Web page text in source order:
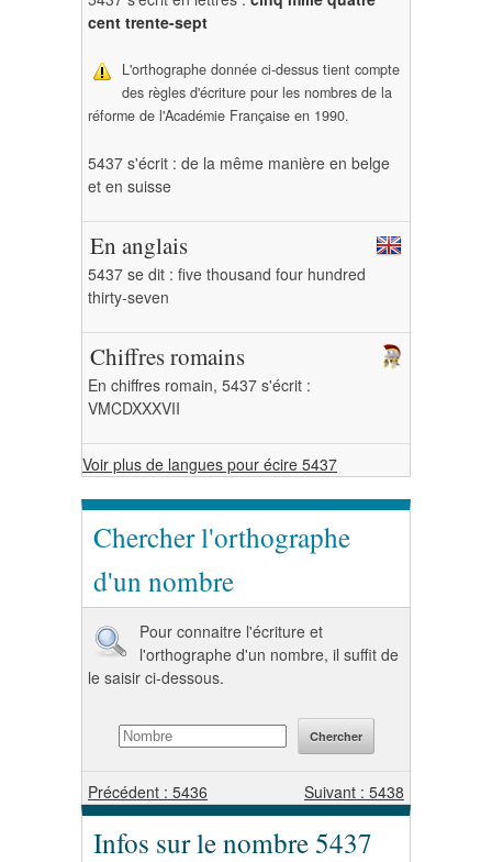
cent trente-sept
L'orthographe donnée ci-dessus tient compte
des règles d'écriture pour les nombres de la
réforme de l'Académie Française en 1990.
5437 s'écrit : de la même manière en belge
et en suisse
En anglais
5437 se dit : five thousand four hundred
thirty-seven
Chiffres romains
En chiffres romain, 5437 s'écrit :
VMCDXXXVII
Voir plus de langues pour écire 5437
Chercher l'orthographe
d'un nombre
Pour connaitre l'écriture et
l'orthographe d'un nombre, il suffit de
le saisir ci-dessous.
Précédent : 5436 Suivant : 5438
Infos sur le nombre 5437